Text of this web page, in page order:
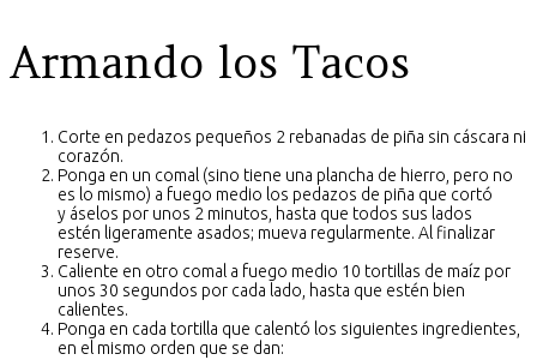
Armando los Tacos
Corte en pedazos pequeños 2 rebanadas de piña sin cáscara ni
corazón.
Ponga en un comal (sino tiene una plancha de hierro, pero no
es lo mismo) a fuego medio los pedazos de piña que cortó
y áselos por unos 2 minutos, hasta que todos sus lados
estén ligeramente asados; mueva regularmente. Al finalizar
reserve.
Caliente en otro comal a fuego medio 10 tortillas de maíz por
unos 30 segundos por cada lado, hasta que estén bien
calientes.
Ponga en cada tortilla que calentó los siguientes ingredientes,
en el mismo orden que se dan: